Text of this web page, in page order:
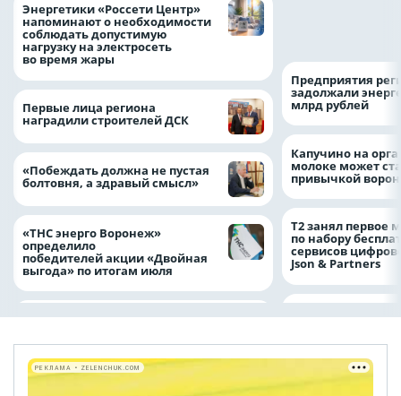
Энергетики «Россети Центр»
напоминают о необходимости
соблюдать допустимую
нагрузку на электросеть
во время жары
Первые лица региона
наградили строителей ДСК
«Побеждать должна не пустая
болтовня, а здравый смысл»
«ТНС энерго Воронеж»
определило
победителей акции «Двойная
выгода» по итогам июля
Предприятия
задолжали
млрд рублей
Капучино на
молоке может
привычкой
Т2 занял первое
по набору
сервисов
Json & Partners
РЕКЛАМА • ZELENCHUK.COM